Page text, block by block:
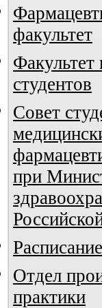
факультет
студентов
Совет
при
Расписание
Отдел
практики